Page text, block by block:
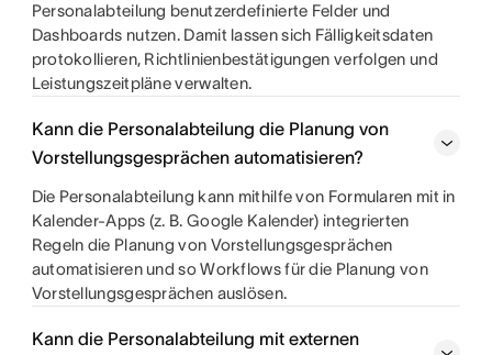
Personalabteilung benutzerdefinierte Felder und
Dashboards nutzen. Damit lassen sich Fälligkeitsdaten
protokollieren, Richtlinienbestätigungen verfolgen und
Leistungszeitpläne verwalten.
Kann die Personalabteilung die Planung von
Vorstellungsgesprächen automatisieren?
Die Personalabteilung kann mithilfe von Formularen mit in
Kalender-Apps (z. B. Google Kalender) integrierten
Regeln die Planung von Vorstellungsgesprächen
automatisieren und so Workflows für die Planung von
Vorstellungsgesprächen auslösen.
Kann die Personalabteilung mit externen